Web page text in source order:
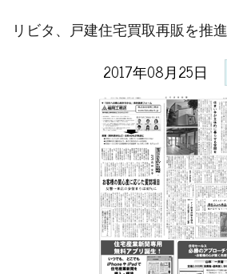
リビタ、戸建住宅買取再販を推進
2017年08月25日